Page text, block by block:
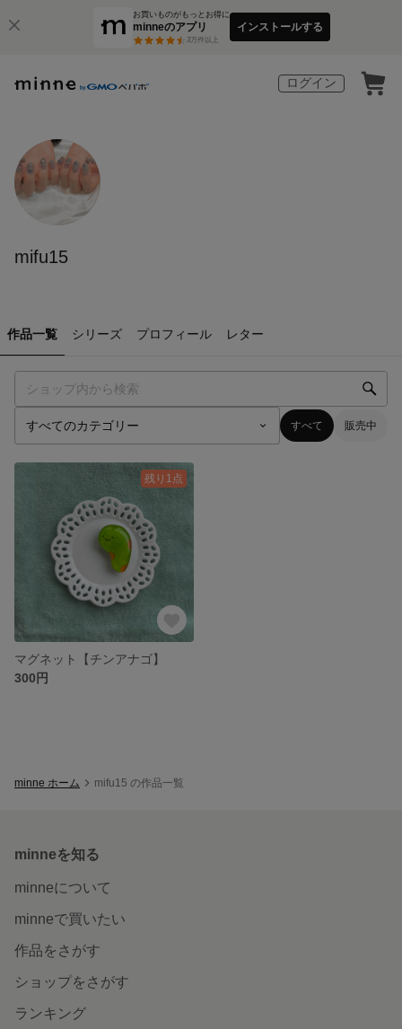
お買いものがもっとお得に
minneのアプリ
3万件以上
インストールする
ログイン
mifu15
作品一覧 シリーズ プロフィール レター
すべて 販売中
残り1点
マグネット【チンアナゴ】
300円
minne ホーム mifu15 の作品一覧
minneを知る
minneについて
minneで買いたい
作品をさがす
ショップをさがす
ランキング